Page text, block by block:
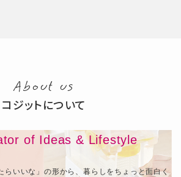
About us
コジットについて
of Ideas & Lifestyle
らいいな」の形から、暮らしをちょっと面白く